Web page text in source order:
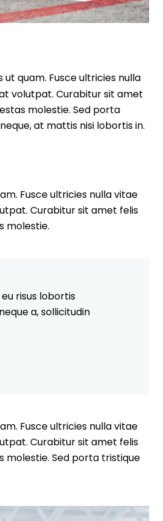
quam. Fusce ultricies nulla
volutpat. Curabitur sit amet
molestie. Sed porta
at mattis nisi lobortis in.
Fusce ultricies nulla vitae
Curabitur sit amet felis
molestie.
risus lobortis
a, sollicitudin
Fusce ultricies nulla vitae
Curabitur sit amet felis
molestie. Sed porta tristique